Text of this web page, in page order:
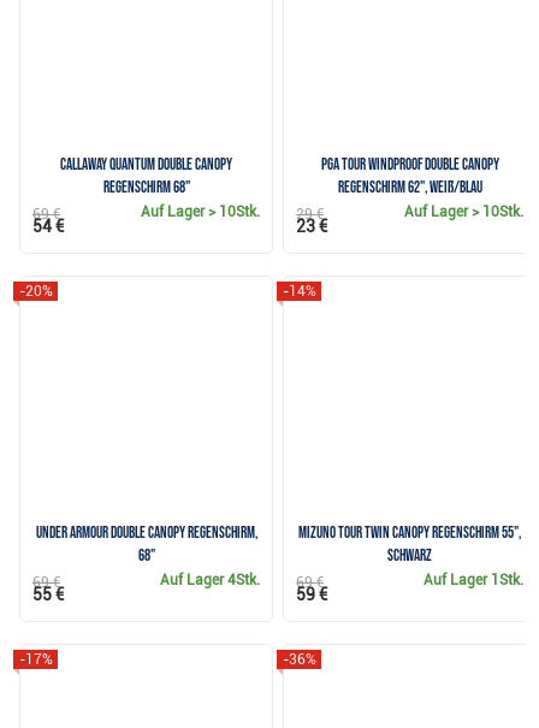
Callaway QUANTUM Double Canopy
Regenschirm 68"
Auf Lager> 10Stk.
69 €
54 €
PGA Tour Windproof Double Canopy
Regenschirm 62", weiß/blau
Auf Lager> 10Stk.
29 €
23 €
Under Armour Double Canopy Regenschirm,
68"
-20%
Auf Lager4Stk.
69 €
55 €
Mizuno Tour Twin Canopy Regenschirm 55",
schwarz
-14%
Auf Lager 1Stk.
69 €
59 €
-17% -36%